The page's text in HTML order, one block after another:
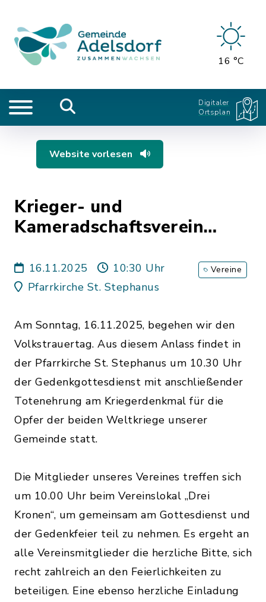
16 °C
Digitaler
Ortsplan
Website vorlesen
Krieger- und
Kameradschaftsverein
2025
16.11.2025
10:30 Uhr
Pfarrkirche St. Stephanus
Vereine
Am Sonntag, 16.11.2025, begehen wir den
Volkstrauertag. Aus diesem Anlass findet in
der Pfarrkirche St. Stephanus um 10.30 Uhr
der Gedenkgottesdienst mit anschließender
Totenehrung am Kriegerdenkmal für die
Opfer der beiden Weltkriege unserer
Gemeinde statt.
Die Mitglieder unseres Vereines treffen sich
um 10.00 Uhr beim Vereinslokal „Drei
Kronen“, um gemeinsam am Gottesdienst und
der Gedenkfeier teil zu nehmen. Es ergeht an
alle Vereinsmitglieder die herzliche Bitte, sich
recht zahlreich an den Feierlichkeiten zu
beteiligen. Eine ebenso herzliche Einladung